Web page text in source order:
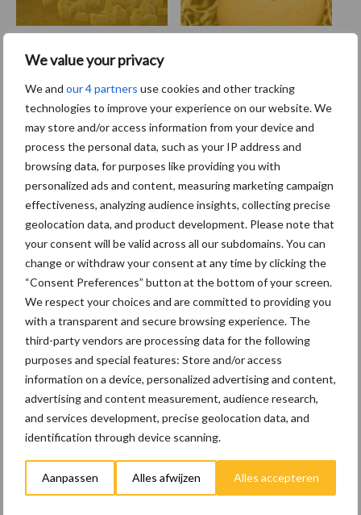
We value your privacy
We and our 4 partners use cookies and other tracking
technologies to improve your experience on our website. We
may store and/or access information from your device and
process the personal data, such as your IP address and
browsing data, for purposes like providing you with
personalized ads and content, measuring marketing campaign
effectiveness, analyzing audience insights, collecting precise
geolocation data, and product development. Please note that
your consent will be valid across all our subdomains. You can
change or withdraw your consent at any time by clicking the
“Consent Preferences” button at the bottom of your screen.
We respect your choices and are committed to providing you
with a transparent and secure browsing experience. The
third-party vendors are processing data for the following
purposes and special features: Store and/or access
information on a device, personalized advertising and content,
advertising and content measurement, audience research,
and services development, precise geolocation data, and
identification through device scanning.
Aanpassen Alles afwijzen Alles accepteren
Primaire
Sidebar
Recent nieuws Partner nieuws
8 jan
Belastingdienst publiceert
Landelijke Landbouwnormen 2025
23 dec
10 praktisch tips om je voor te
bereiden op mogelijke uitval van het
stroomnet
23 dec
EU-pluimveesector groeit door,
maar tempo vlakt af
22 dec
Kwaliteit als wapen tegen
internationale handelsdruk in de
veeteeltsector
Toon meer